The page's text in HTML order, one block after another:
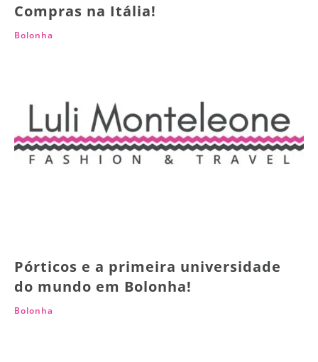
Compras na Itália!
Bolonha
Pórticos e a primeira universidade
do mundo em Bolonha!
Bolonha